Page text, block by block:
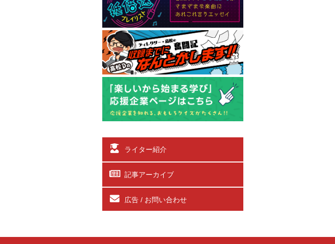
ライター紹介
記事アーカイブ
広告 / お問い合わせ